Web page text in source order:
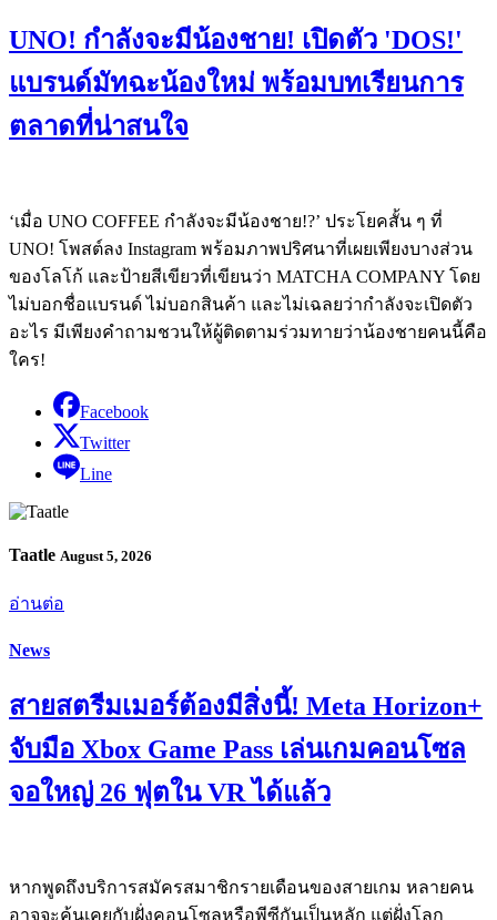
UNO! กำลังจะมีน้องชาย! เปิดตัว 'DOS!'
แบรนด์มัทฉะน้องใหม่ พร้อมบทเรียนการ
ตลาดที่น่าสนใจ
‘เมื่อ UNO COFFEE กำลังจะมีน้องชาย!?’ ประโยคสั้น ๆ ที่
UNO! โพสต์ลง Instagram พร้อมภาพปริศนาที่เผยเพียงบางส่วน
ของโลโก้ และป้ายสีเขียวที่เขียนว่า MATCHA COMPANY โดย
ไม่บอกชื่อแบรนด์ ไม่บอกสินค้า และไม่เฉลยว่ากำลังจะเปิดตัว
อะไร มีเพียงคำถามชวนให้ผู้ติดตามร่วมทายว่าน้องชายคนนี้คือ
ใคร!
Facebook
Twitter
Line
Taatle August 5, 2026
อ่านต่อ
News
สายสตรีมเมอร์ต้องมีสิ่งนี้! Meta Horizon+
จับมือ Xbox Game Pass เล่นเกมคอนโซล
จอใหญ่ 26 ฟุตใน VR ได้แล้ว
หากพูดถึงบริการสมัครสมาชิกรายเดือนของสายเกม หลายคน
อาจจะคุ้นเคยกับฝั่งคอนโซลหรือพีซีกันเป็นหลัก แต่ฝั่งโลก